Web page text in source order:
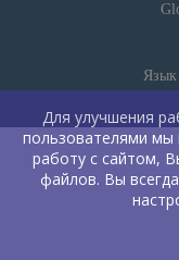
Язык
Для улучшения
пользователями
работу с сайтом,
файлов. Вы